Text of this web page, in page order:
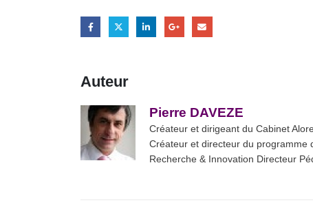
Auteur
Pierre DAVEZE
Créateur et dirigeant du Cabinet
Créateur et directeur du programme
Recherche & Innovation Directeur